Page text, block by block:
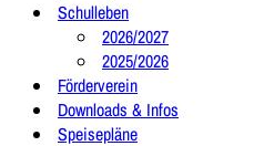
Schulleben
2026/2027
2025/2026
Förderverein
Downloads & Infos
Speisepläne